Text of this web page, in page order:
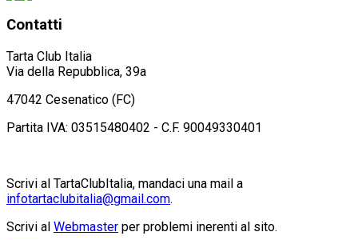
Contatti
Tarta Club Italia
Via della Repubblica, 39a
47042 Cesenatico (FC)
Partita IVA: 03515480402 - C.F. 90049330401
Scrivi al TartaClubItalia, mandaci una mail a
infotartaclubitalia@gmail.com.
Scrivi al Webmaster per problemi inerenti al sito.